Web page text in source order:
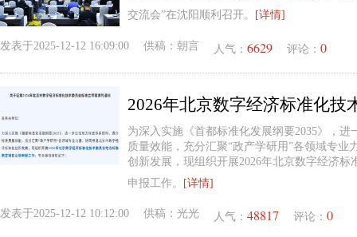
交流会”在沈阳顺利召开。
[详情]
发表于2025-12-12 16:09:00 供稿： 朝言 人气： 6629 评论： 0
为深入实施《首都标准化发展纲要2035》，
质量效能，充分汇聚“政产学研用”各领域专
创新发展，现组织开展2026年北京数字经济
申报工作。
[详情]
发表于2025-12-12 10:12:00 供稿： 光光 人气： 48817 评论： 0